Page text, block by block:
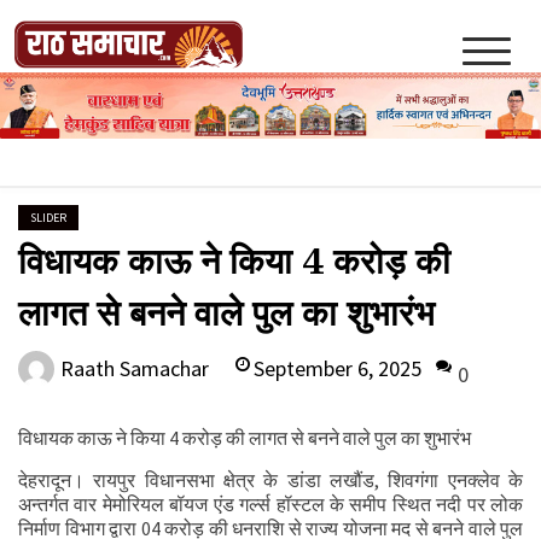
content
Raath Samachar
SLIDER
विधायक काऊ ने किया 4 करोड़ की
लागत से बनने वाले पुल का शुभारंभ
Raath Samachar September 6, 2025 0
विधायक काऊ ने किया 4 करोड़ की लागत से बनने वाले पुल का शुभारंभ
देहरादून। रायपुर विधानसभा क्षेत्र के डांडा लखौंड, शिवगंगा एनक्लेव के
अन्तर्गत वार मेमोरियल बॉयज एंड गर्ल्स हॉस्टल के समीप स्थित नदी पर लोक
निर्माण विभाग द्वारा 04 करोड़ की धनराशि से राज्य योजना मद से बनने वाले पुल